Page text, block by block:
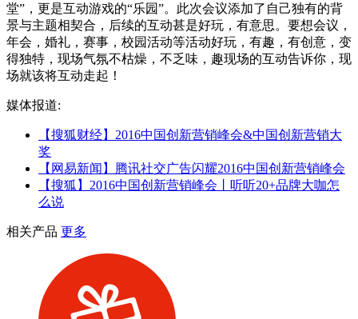
堂”，更是互动游戏的“乐园”。此次会议添加了自己独有的背
景与主题相契合，后续的互动甚是好玩，有意思。要想会议，
年会，婚礼，赛事，校园活动等活动好玩，有趣，有创意，变
得独特，现场气氛不枯燥，不乏味，趣现场的互动告诉你，现
场就该将互动走起！
媒体报道:
【搜狐财经】2016中国创新营销峰会&中国创新营销大
奖
【网易新闻】腾讯社交广告闪耀2016中国创新营销峰会
【搜狐】2016中国创新营销峰会丨听听20+品牌大咖怎
么说
相关产品 更多